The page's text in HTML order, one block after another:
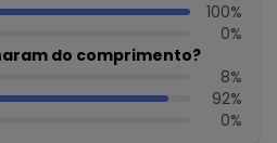
viscose
é o menor oferecido em
menor tamanho disponível.
N/D*
100%
0%
do comprimento?
8%
92%
0%